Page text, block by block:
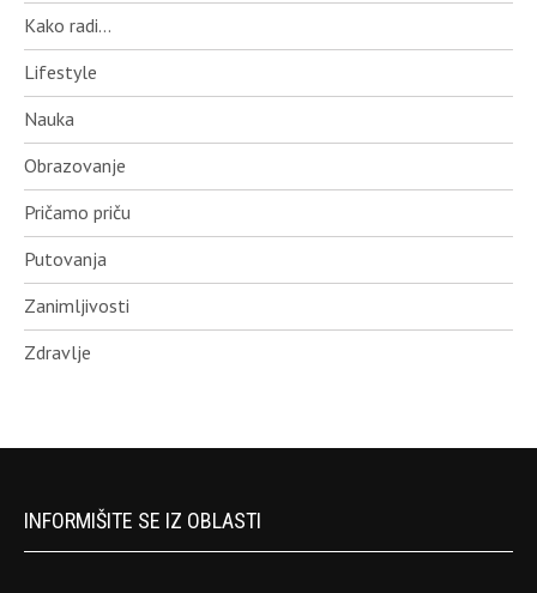
Kako radi…
Lifestyle
Nauka
Obrazovanje
Pričamo priču
Putovanja
Zanimljivosti
Zdravlje
INFORMIŠITE SE IZ OBLASTI